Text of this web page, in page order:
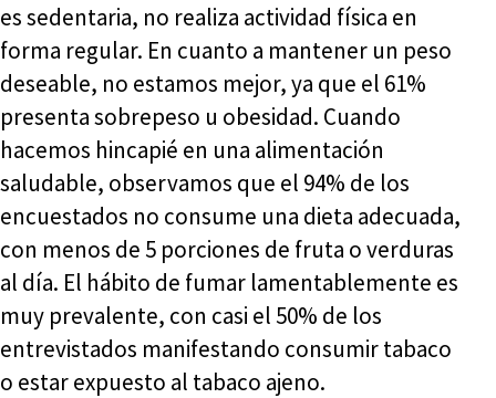
es sedentaria, no realiza actividad física en
forma regular. En cuanto a mantener un peso
deseable, no estamos mejor, ya que el 61%
presenta sobrepeso u obesidad. Cuando
hacemos hincapié en una alimentación
saludable, observamos que el 94% de los
encuestados no consume una dieta adecuada,
con menos de 5 porciones de fruta o verduras
al día. El hábito de fumar lamentablemente es
muy prevalente, con casi el 50% de los
entrevistados manifestando consumir tabaco
o estar expuesto al tabaco ajeno.